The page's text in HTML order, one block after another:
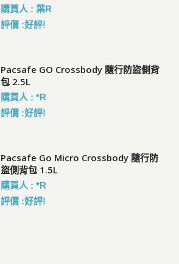
購買人 : 葉R
評價 :好評!
Pacsafe GO Crossbody 隨行防盜側背
包 2.5L
購買人 : *R
評價 :好評!
Pacsafe Go Micro Crossbody 隨行防
盜側背包 1.5L
購買人 : *R
評價 :好評!